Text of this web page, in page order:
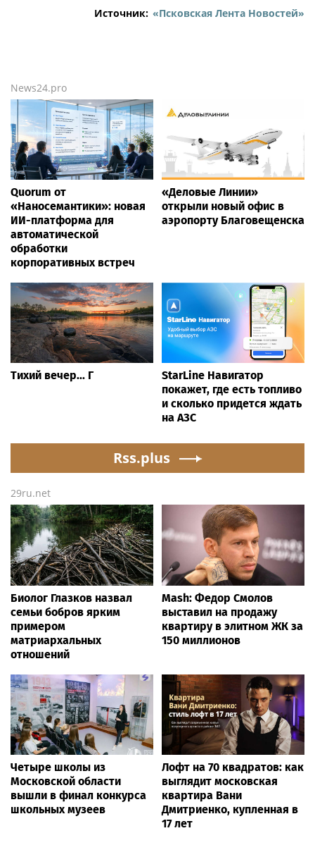
Источник: «Псковская Лента Новостей»
News24.pro
Quorum от
«Наносемантики»: новая
ИИ-платформа для
автоматической
обработки
корпоративных встреч
«Деловые Линии»
открыли новый офис в
аэропорту Благовещенска
Тихий вечер... Г
StarLine Навигатор
покажет, где есть топливо
и сколько придется ждать
на АЗС
Rss.plus
29ru.net
Биолог Глазков назвал
семьи бобров ярким
примером
матриархальных
отношений
Mash: Федор Смолов
выставил на продажу
квартиру в элитном ЖК за
150 миллионов
Четыре школы из
Московской области
вышли в финал конкурса
школьных музеев
Лофт на 70 квадратов: как
выглядит московская
квартира Вани
Дмитриенко, купленная в
17 лет